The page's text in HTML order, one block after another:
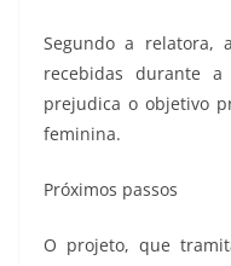
Segundo a relatora,
recebidas durante
prejudica o objetivo
feminina.
Próximos passos
O projeto, que